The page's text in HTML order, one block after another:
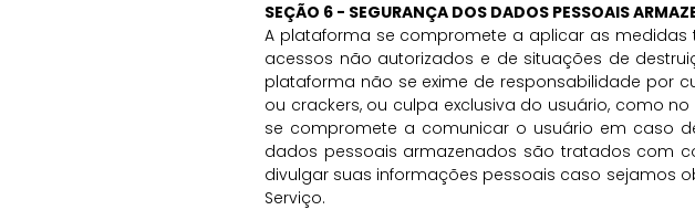
SEÇÃO 6 - SEGURANÇA DOS DADOS PESSOAIS
A plataforma se compromete a aplicar as
acessos não autorizados e de situações de
plataforma não se exime de responsabilidade por
ou crackers, ou culpa exclusiva do usuário, como
se compromete a comunicar o usuário em caso
dados pessoais armazenados são tratados com
divulgar suas informações pessoais caso sejamos
Serviço.